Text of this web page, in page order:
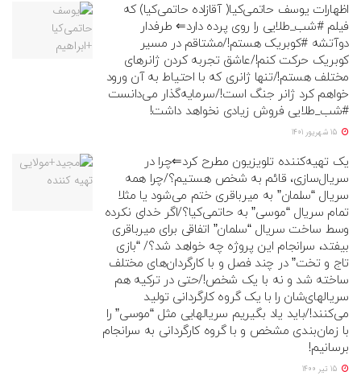
اظهارات یوسف حاتمی‌کیا( آقازاده حاتمی‌کیا) که
فیلم #شب_طلایی را روی پرده دارد⇐ طرفدار
دوآتشه #کوبریک هستم!/مشتاقم در مسیر
کوبریک حرکت کنم!/عاشق تجربه کردن ژانرهای
مختلف هستم!/تنها ژانری که با احتیاط به آن ورود
خواهم کرد ژانر جنگ است!/سرمایه‌گذار می‌دانست
#شب_طلایی فروش زیادی نخواهد داشت!
یک تهیه‌کننده تلویزیون مطرح کرد⇐چرا در
سریال‌سازی، قائم به شخص هستیم؟/چرا همه
سریال “سلمان” به میرباقری ختم می‌شود یا مثلا
تمام سریال “موسی” به حاتمی‌کیا؟/اگر خدای نکرده
وسط ساخت سریال “سلمان” اتفاقی برای میرباقری
بیفتد، سرانجام این پروژه چه خواهد شد؟/ “بازی
تاج و تخت” در چند فصل و با کارگردان‌های مختلف
ساخته شد و نه با یک شخص!/حتی در ترکیه هم
سریالهای‌شان را با یک گروه کارگردانی تولید
می‌کنند!/باید یاد بگیریم سریالهایی مثل “موسی” را
با زمان‌بندی مشخص و با گروه کارگردانی به سرانجام
برسانیم!